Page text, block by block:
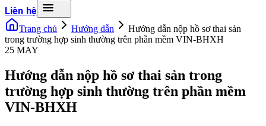
Liên hệ
Trang chủ Hướng dẫn
Hướng dẫn nộp hồ sơ thai sản
trong trường hợp sinh thường trên phần mềm VIN-BHXH
25 MAY
Hướng dẫn nộp hồ sơ thai sản trong
trường hợp sinh thường trên phần mềm
VIN-BHXH